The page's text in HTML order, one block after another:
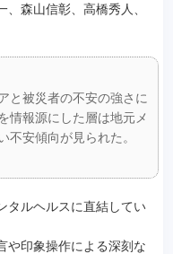
森山信彰、高橋秀人、
と被災者の不安の強さに
情報源にした層は地元メ
不安傾向が見られた。
タルヘルスに直結してい
印象操作による深刻な